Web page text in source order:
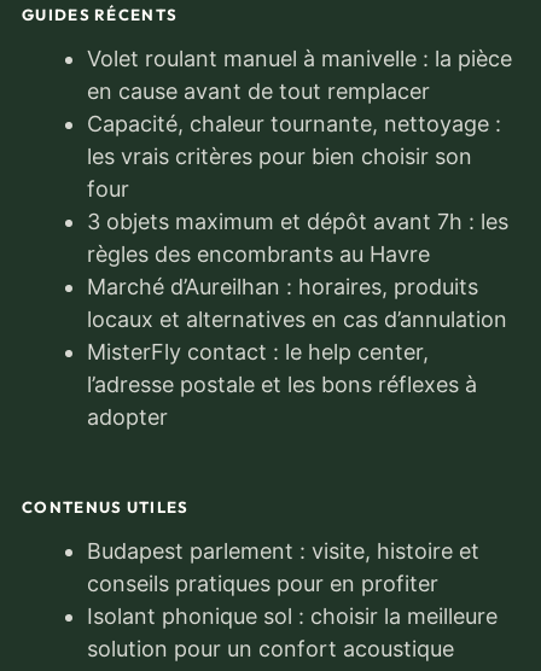
GUIDES RÉCENTS
Volet roulant manuel à manivelle : la pièce
en cause avant de tout remplacer
Capacité, chaleur tournante, nettoyage :
les vrais critères pour bien choisir son
four
3 objets maximum et dépôt avant 7h : les
règles des encombrants au Havre
Marché d’Aureilhan : horaires, produits
locaux et alternatives en cas d’annulation
MisterFly contact : le help center,
l’adresse postale et les bons réflexes à
adopter
CONTENUS UTILES
Budapest parlement : visite, histoire et
conseils pratiques pour en profiter
Isolant phonique sol : choisir la meilleure
solution pour un confort acoustique